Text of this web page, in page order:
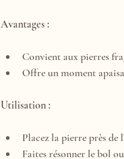
Avantages :
Convient aux pierres
Offre un moment
Utilisation :
Placez la pierre près de
Faites résonner le bol